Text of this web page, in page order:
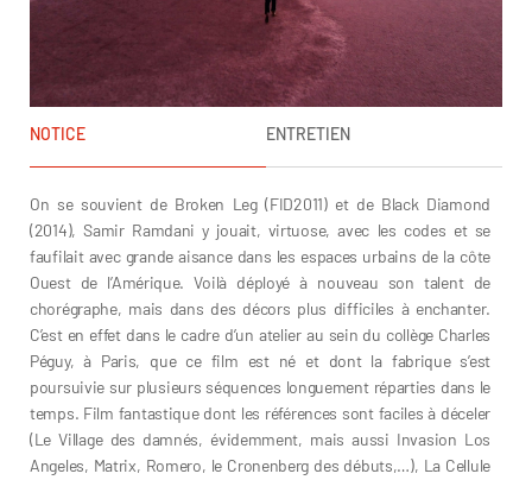
NOTICE ENTRETIEN
On se souvient de Broken Leg (FID2011) et de Black Diamond
(2014), Samir Ramdani y jouait, virtuose, avec les codes et se
faufilait avec grande aisance dans les espaces urbains de la côte
Ouest de l’Amérique. Voilà déployé à nouveau son talent de
chorégraphe, mais dans des décors plus difficiles à enchanter.
C’est en effet dans le cadre d’un atelier au sein du collège Charles
Péguy, à Paris, que ce film est né et dont la fabrique s’est
poursuivie sur plusieurs séquences longuement réparties dans le
temps. Film fantastique dont les références sont faciles à déceler
(Le Village des damnés, évidemment, mais aussi Invasion Los
Angeles, Matrix, Romero, le Cronenberg des débuts,…), La Cellule